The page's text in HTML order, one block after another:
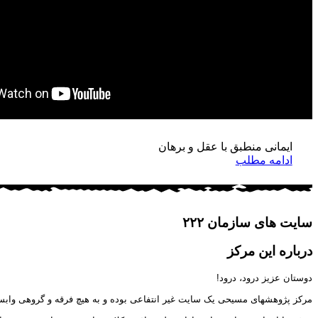
ایمانی منطبق با عقل و برهان
ادامه مطلب
سایت های سازمان ۲۲۲
درباره این مرکز
دوستان عزیز درود، درود!
مرکز پژوهشهای مسیحی یک سایت غیر انتفاعی بوده و به هیچ فرقه و گروهی